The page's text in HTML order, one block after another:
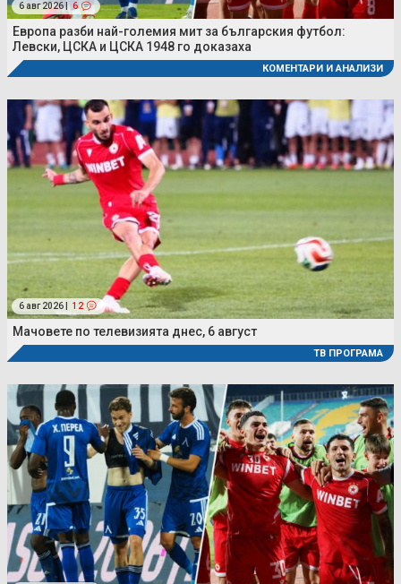
6 авг 2026 | 6
Европа разби най-големия мит за българския футбол:
Левски, ЦСКА и ЦСКА 1948 го доказаха
КОМЕНТАРИ И АНАЛИЗИ
6 авг 2026 | 12
Мачовете по телевизията днес, 6 август
ТВ ПРОГРАМА